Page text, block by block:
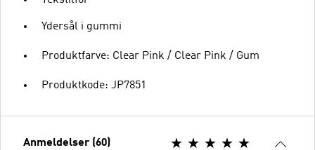
Ydersål i gummi
Produktfarve: Clear Pink / Clear Pink / Gum
Produktkode: JP7851
Anmeldelser (60)